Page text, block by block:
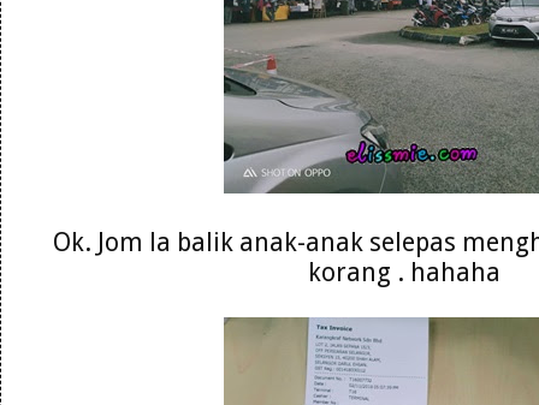
Ok. Jom la balik anak-anak selepas
korang . hahaha